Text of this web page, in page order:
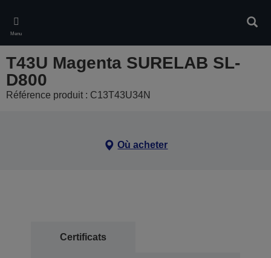
main
content
Menu
T43U Magenta SURELAB SL-
D800
Référence produit : C13T43U34N
Où acheter
Certificats